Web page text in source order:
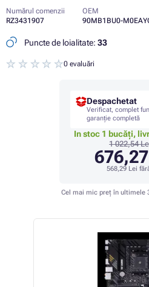
Numărul comenzii
RZ3431907
OEM
90MB1BU0-
Puncte de loialitate: 33
0 evaluări
Despachetat
Verificat, complet
garanție completă
In stoc 1 bucăți,
1 022,54
568,29 Lei
Cel mai mic preț în ultimele